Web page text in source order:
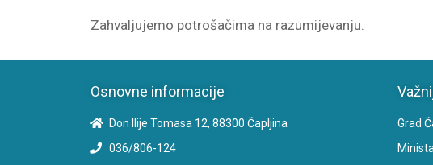
Zahvaljujemo potrošačima na razumijevanju.
Osnovne informacije
Don Ilije Tomasa 12, 88300 Čapljina
036/806-124
Grad